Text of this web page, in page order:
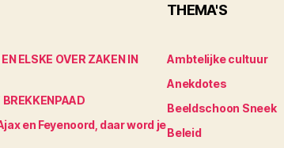
ELSKE OVER ZAKEN IN
en Feyenoord, daar word je
THEMA'S
Ambtelijke cultuur
Anekdotes
Beeldschoon Sneek
Beleid